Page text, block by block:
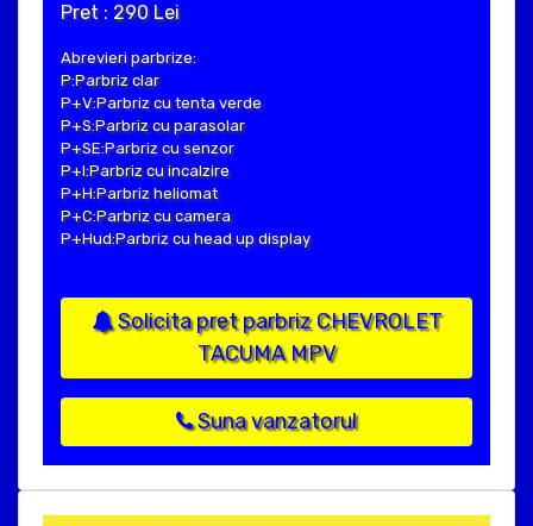
Pret : 290 Lei
Abrevieri parbrize:
P:Parbriz clar
P+V:Parbriz cu tenta verde
P+S:Parbriz cu parasolar
P+SE:Parbriz cu senzor
P+I:Parbriz cu incalzire
P+H:Parbriz heliomat
P+C:Parbriz cu camera
P+Hud:Parbriz cu head up display
Solicita pret parbriz CHEVROLET
TACUMA MPV
Suna vanzatorul